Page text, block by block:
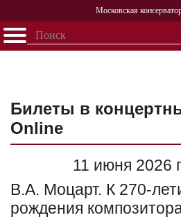
Московская
Открыть - закрыть
Билеты в
Online
11 июня 2026
В.А. Моцарт. К 270-
рождения